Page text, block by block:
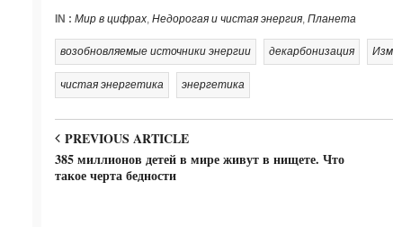
IN : Мир в цифрах, Недорогая и чистая энергия, Планета
возобновляемые источники энергии декарбонизация
чистая энергетика энергетика
PREVIOUS ARTICLE
385 миллионов детей в мире живут в нищете. Что
такое черта бедности